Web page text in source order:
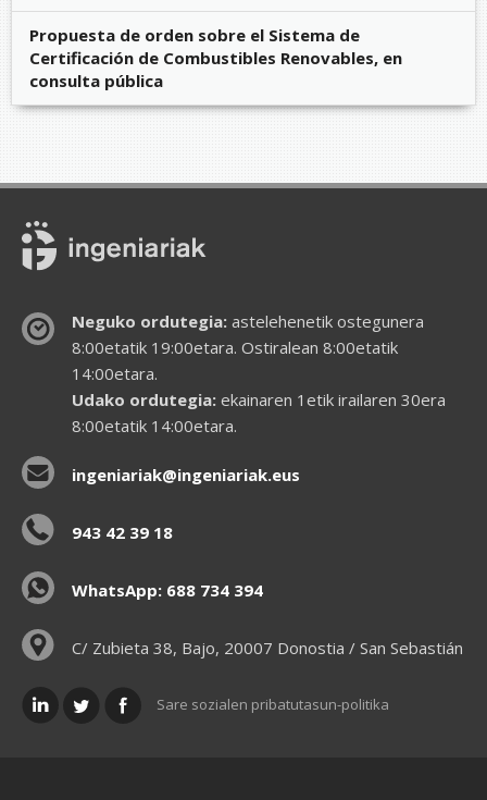
Propuesta de orden sobre el Sistema de
Certificación de Combustibles Renovables, en
consulta pública
Neguko ordutegia:astelehenetik ostegunera
8:00etatik 19:00etara. Ostiralean 8:00etatik
14:00etara.
Udako ordutegia:ekainaren 1etik irailaren 30era
8:00etatik 14:00etara.
ingeniariak@ingeniariak.eus
943 42 39 18
WhatsApp: 688 734 394
C/ Zubieta 38, Bajo, 20007 Donostia / San Sebastián
Sare sozialen pribatutasun-politika